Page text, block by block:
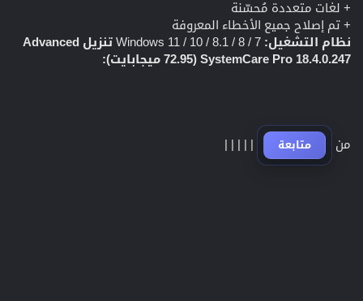
+ لغات متعددة مُحسّنة
+ تم إصلاح جميع الأخطاء المعروفة
نظام التشغيل:
تنزيل Advanced
SystemCare Pro 18.4.0.247 (72.95 ميجابايت):
من متابعة |
|
|
|
|